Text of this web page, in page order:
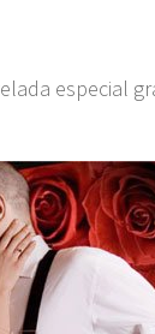
especial